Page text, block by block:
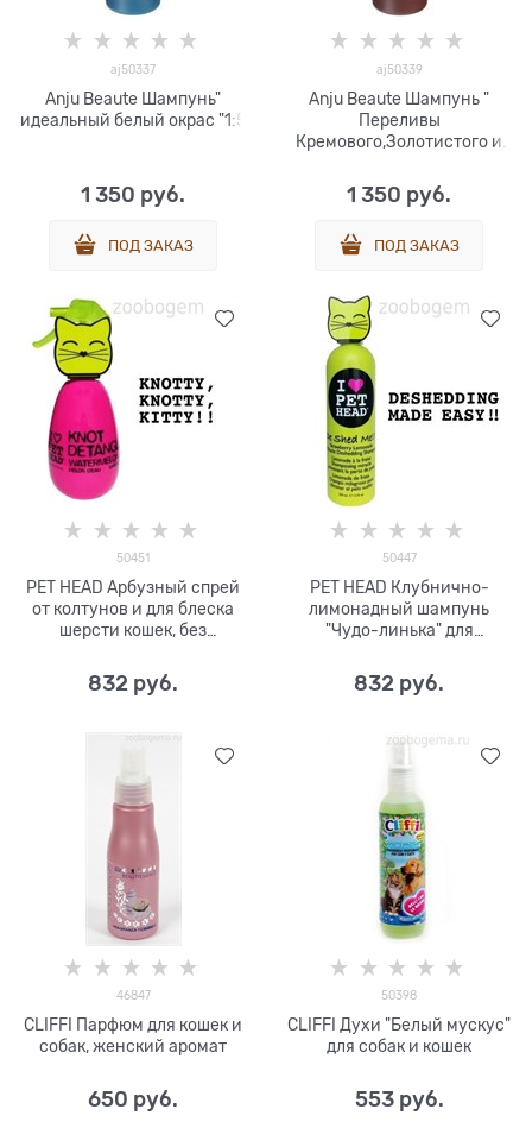
aj50337
Anju Beaute Шампунь"
идеальный белый окрас "1:5
1 350 руб.
ПОД ЗАКАЗ
aj50339
Anju Beaute Шампунь "
Переливы
Кремового,Золотистого и
1 350 руб.
ПОД ЗАКАЗ
50451
PET HEAD Арбузный спрей
от колтунов и для блеска
шерсти кошек, без
832 руб.
50447
PET HEAD Клубнично-
лимонадный шампунь
"Чудо-линька" для
сульфатов и парабенов
832 руб.
46847
CLIFFI Парфюм для кошек и
собак, женский аромат
650 руб.
50398
CLIFFI Духи "Белый мускус"
для собак и кошек
553 руб.